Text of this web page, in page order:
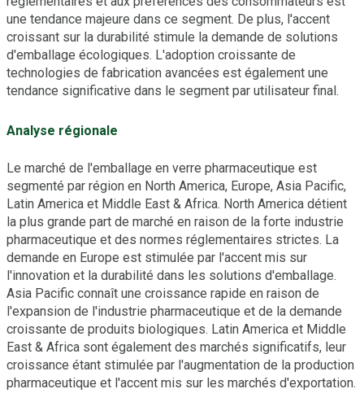
une tendance majeure dans ce segment. De plus, l'accent
croissant sur la durabilité stimule la demande de solutions
d'emballage écologiques. L'adoption croissante de
technologies de fabrication avancées est également une
tendance significative dans le segment par utilisateur final.
Analyse régionale
Le marché de l'emballage en verre pharmaceutique est
segmenté par région en North America, Europe, Asia Pacific,
Latin America et Middle East & Africa. North America détient
la plus grande part de marché en raison de la forte industrie
pharmaceutique et des normes réglementaires strictes. La
demande en Europe est stimulée par l'accent mis sur
l'innovation et la durabilité dans les solutions d'emballage.
Asia Pacific connaît une croissance rapide en raison de
l'expansion de l'industrie pharmaceutique et de la demande
croissante de produits biologiques. Latin America et Middle
East & Africa sont également des marchés significatifs, leur
croissance étant stimulée par l'augmentation de la production
pharmaceutique et l'accent mis sur les marchés d'exportation.